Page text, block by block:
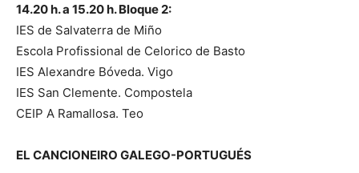
14.20 h. a 15.20 h. Bloque 2:
IES de Salvaterra de Miño
Escola Profissional de Celorico de Basto
IES Alexandre Bóveda. Vigo
IES San Clemente. Compostela
CEIP A Ramallosa. Teo
EL CANCIONEIRO GALEGO-PORTUGUÉS